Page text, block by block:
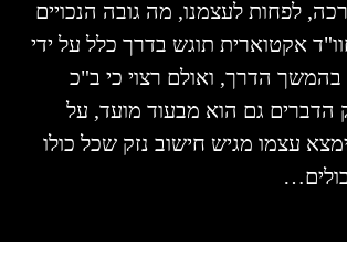
לפחות לעצמנו, מה גובה הנכויים
אקטוארית תוגש בדרך כלל על ידי
הדרך, ואולם רצוי כי ב"כ
הדברים גם הוא מבעוד מועד, על
עצמו מגיש חישוב נזק שכל כולו